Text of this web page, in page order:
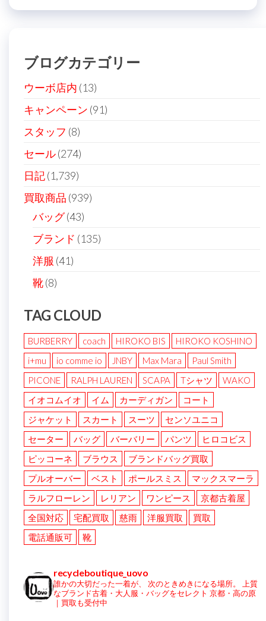
ブログカテゴリー
ウーボ店内 (13)
キャンペーン (91)
スタッフ (8)
セール(274)
日記(1,739)
買取商品 (939)
バッグ(43)
ブランド (135)
洋服 (41)
靴(8)
TAG CLOUD
BURBERRY coach HIROKO BIS
HIROKO KOSHINO
i+mu
io comme io JNBY Max Mara
Paul Smith
PICONE
RALPH LAUREN SCAPA Tシャツ
WAKO
イオコムイオ
イム カーディガン
コート
ジャケット
スカート スーツ
センソユニコ
セーター
バッグ バーバリー パンツ
ヒロコビス
ピッコーネ
ブラウス
ブランドバッグ買取
プルオーバー
ベスト ポールスミス
マックスマーラ
ラルフローレン
レリアン ワンピース
京都古着屋
全国対応
宅配買取 慈雨 洋服買取
買取
電話通販可
靴
recycleboutique_uovo
誰かの大切だった一着が、 次のときめきになる場所。
上質
なブランド古着・大人服・バッグをセレクト 京都・高の原
｜買取も受付中